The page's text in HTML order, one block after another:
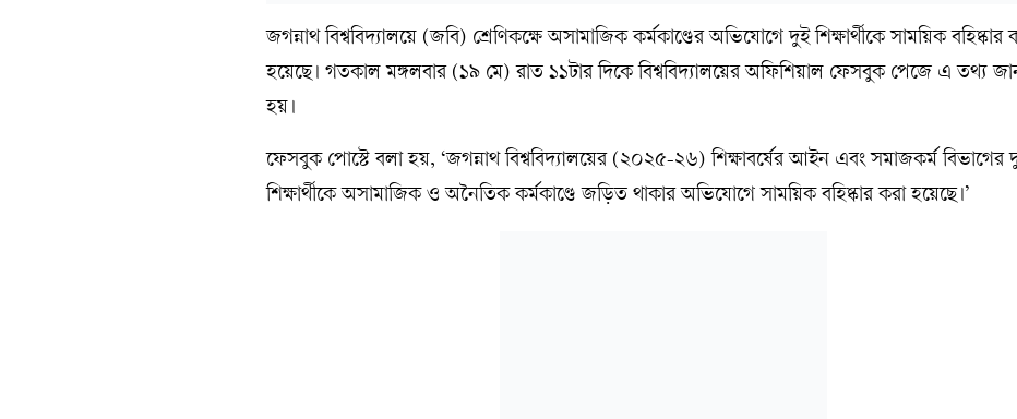
‎জগন্নাথ বিশ্ববিদ্যালয়ে (জবি) শ্রেণিকক্ষে অসামাজিক কর্মকাণ্ডের অভিযোগে দুই শিক্ষার্থীকে সাময়িক বহিষ্কার
হয়েছে। গতকাল ‎মঙ্গলবার (১৯ মে) রাত ১১টার দিকে বিশ্ববিদ্যালয়ের অফিশিয়াল ফেসবুক পেজে এ তথ্য
হয়।
‎ফেসবুক পোস্টে বলা হয়, ‘জগন্নাথ বিশ্ববিদ্যালয়ের (২০২৫-২৬) শিক্ষাবর্ষের আইন এবং সমাজকর্ম বিভাগের
শিক্ষার্থীকে অসামাজিক ও অনৈতিক কর্মকাণ্ডে জড়িত থাকার অভিযোগে সাময়িক বহিষ্কার করা হয়েছে।’